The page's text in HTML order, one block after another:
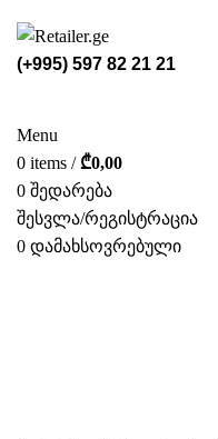
(+995) 597 82 21 21
Menu
0 items / ₾0,00
0 შედარება
შესვლა/რეგისტრაცია
0 დამახსოვრებული